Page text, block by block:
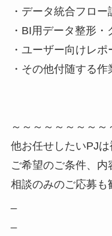
・データ統合フロー
・BI用データ整形
・ユーザー向けレ
・その他付随する作
～～～～～～～～～
他お任せしたいPJは
ご希望のご条件、内
相談のみのご応募も